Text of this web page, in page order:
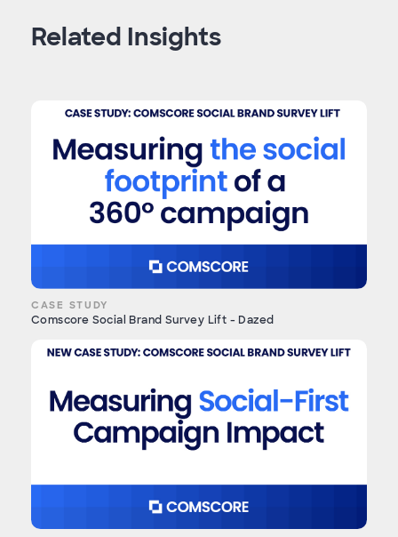
Related Insights
CASE STUDY
Comscore Social Brand Survey Lift - Dazed